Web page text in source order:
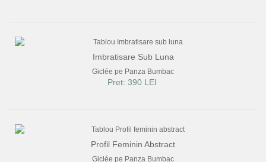
Imbratisare Sub Luna
Giclée pe Panza Bumbac
Pret: 390 LEI
Profil Feminin Abstract
Giclée pe Panza Bumbac